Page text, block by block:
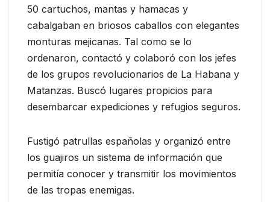
50 cartuchos, mantas y hamacas y
cabalgaban en briosos caballos con elegantes
monturas mejicanas. Tal como se lo
ordenaron, contactó y colaboró con los jefes
de los grupos revolucionarios de La Habana y
Matanzas. Buscó lugares propicios para
desembarcar expediciones y refugios seguros.
Fustigó patrullas españolas y organizó entre
los guajiros un sistema de información que
permitía conocer y transmitir los movimientos
de las tropas enemigas.